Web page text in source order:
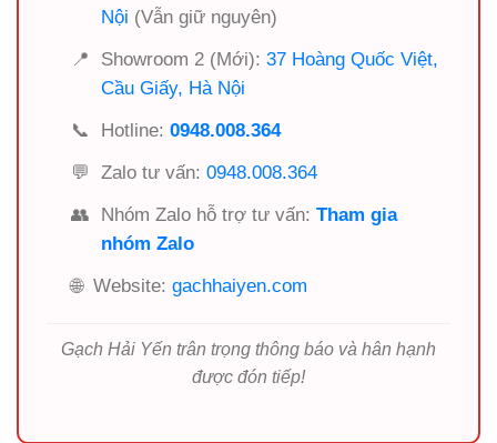
Nội (Vẫn giữ nguyên)
📍
Showroom 2 (Mới): 37 Hoàng Quốc Việt,
Cầu Giấy, Hà Nội
📞
Hotline: 0948.008.364
💬
Zalo tư vấn: 0948.008.364
👥
Nhóm Zalo hỗ trợ tư vấn: Tham gia
nhóm Zalo
🌐 Website: gachhaiyen.com
Gạch Hải Yến trân trọng thông báo và hân hạnh
được đón tiếp!